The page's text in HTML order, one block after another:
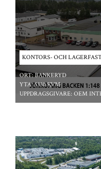
KONTORS- OCH
ORT:BANKERYD
YTA:5330 KVM
UPPDRAGSGIVARE: OEM
*/ ?>